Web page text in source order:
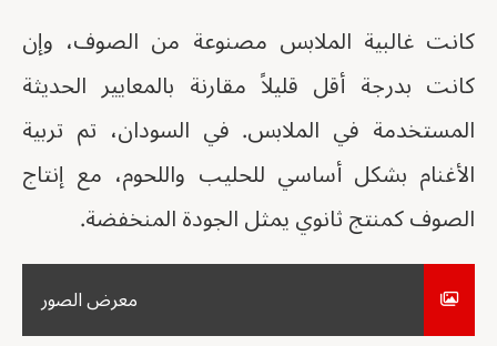
كانت غالبية الملابس مصنوعة من الصوف، وإن
كانت بدرجة أقل قليلاً مقارنة بالمعايير الحديثة
المستخدمة في الملابس. في السودان، تم تربية
الأغنام بشكل أساسي للحليب واللحوم، مع إنتاج
الصوف كمنتج ثانوي يمثل الجودة المنخفضة.
معرض الصور